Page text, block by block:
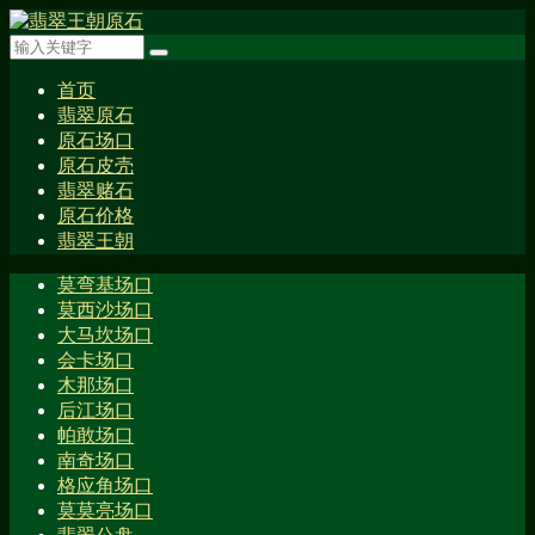
首页
翡翠原石
原石场口
原石皮壳
翡翠赌石
原石价格
翡翠王朝
莫弯基场口
莫西沙场口
大马坎场口
会卡场口
木那场口
后江场口
帕敢场口
南奇场口
格应角场口
莫莫亮场口